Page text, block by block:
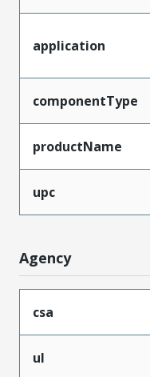
application
componentType
productName
upc
Agency
csa
ul